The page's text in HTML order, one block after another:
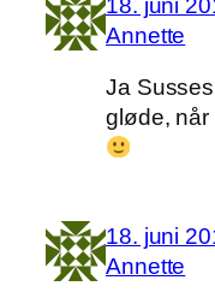
Annette
Ja
gløde,
18. juni
Annette